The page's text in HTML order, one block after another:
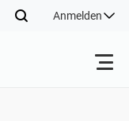
Anmelden